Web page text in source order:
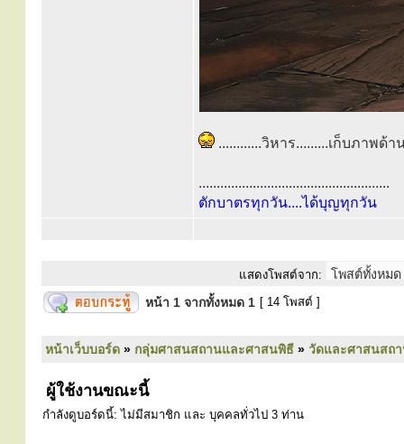
............วิหาร.........เก็บภาพ
.....................................................
ตักบาตรทุกวัน....ได้บุญทุกวัน
แสดงโพสต์จาก:
หน้า 1 จากทั้งหมด 1 [ 14 โพสต์ ]
หน้าเว็บบอร์ด » กลุ่มศาสนสถานและศาสนพิธี » วัดและศาสนสถ
ผู้ใช้งานขณะนี้
กำลังดูบอร์ดนี้: ไม่มีสมาชิก และ บุคคลทั่วไป 3 ท่าน